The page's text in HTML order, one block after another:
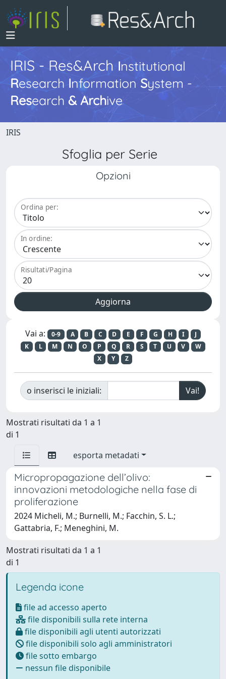
IRIS - Res&ArchInstitutional
Research InformationSystem -
Research & Archive
IRIS
Sfoglia per Serie
Opzioni
Ordina per:
In ordine:
Risultati/Pagina
Vai a: 0-9 A B C D E F G H I
J
K
L M N O P Q R S T U V
W
X
Y Z
o inserisci le iniziali:
Mostrati risultati da 1 a 1
di 1
esporta metadati
Micropropagazione dell’olivo:
innovazioni metodologiche nella fase di
proliferazione
2024 Micheli, M.; Burnelli, M.; Facchin, S. L.;
Gattabria, F.; Meneghini, M.
Mostrati risultati da 1 a 1
di 1
Legenda icone
file ad accesso aperto
file disponibili sulla rete interna
file disponibili agli utenti autorizzati
file disponibili solo agli amministratori
file sotto embargo
nessun file disponibile